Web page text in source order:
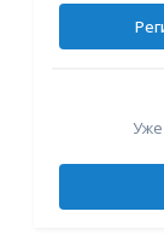
Уже